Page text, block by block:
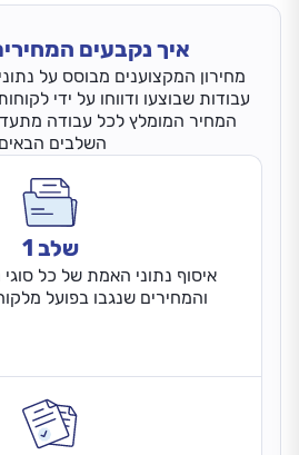
איך נקבעים
מחירון המקצוענים מבוסס על
עבודות שבוצעו ודווחו על ידי
השלבים
שלב 1
איסוף נתוני האמת של כל
והמחירים שנגבו בפועל